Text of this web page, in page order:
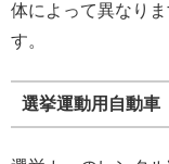
体によって異なり
す。
選挙運動用自動車